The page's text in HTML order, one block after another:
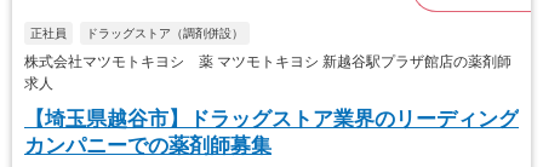
正社員 ドラッグストア（調剤併設）
株式会社マツモトキヨシ 薬 マツモトキヨシ 新越谷駅プラザ館店の薬剤師
求人
【埼玉県越谷市】ドラッグストア業界のリーディング
カンパニーでの薬剤師募集